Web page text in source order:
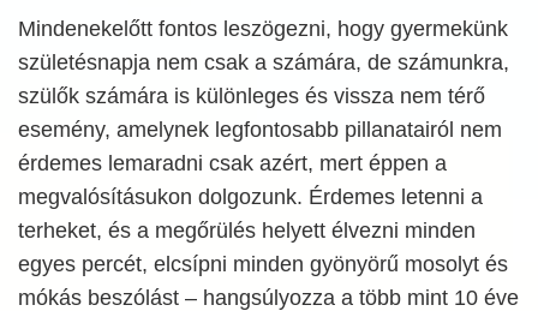
Mindenekelőtt fontos leszögezni, hogy gyermekünk
születésnapja nem csak a számára, de számunkra,
szülők számára is különleges és vissza nem térő
esemény, amelynek legfontosabb pillanatairól nem
érdemes lemaradni csak azért, mert éppen a
megvalósításukon dolgozunk. Érdemes letenni a
terheket, és a megőrülés helyett élvezni minden
egyes percét, elcsípni minden gyönyörű mosolyt és
mókás beszólást – hangsúlyozza a több mint 10 éve